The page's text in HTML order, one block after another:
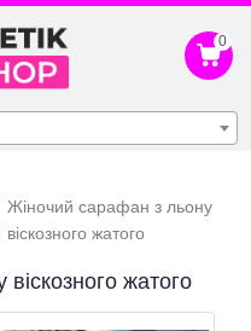
0
Жіночий сарафан з льону
віскозного жатого
жатого